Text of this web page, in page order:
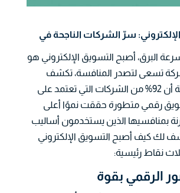
سرّ الشركات الناجحة في
البرق، أصبح التسويق الإلكتروني هو
تسعى لتصدر المنافسة، تكشف
الدراسات الحديثة أن 92% من الشركات التي تعتمد على
رقمي متطورة حققت نموًا أعلى
مقارنة بمنافسيها الذين يستخدمون أساليب
لك كيف أصبح التسويق الإلكتروني
نقاط رئيسية: